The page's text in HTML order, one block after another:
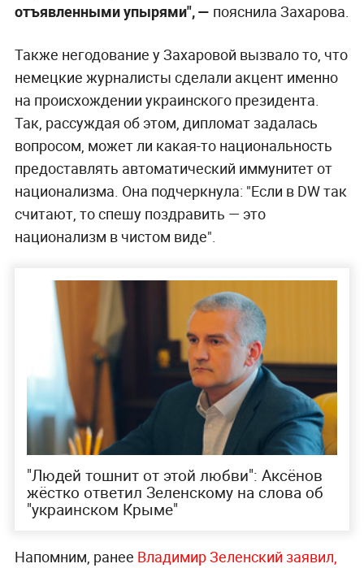
отъявленными упырями", — пояснила Захарова.
Также негодование у Захаровой вызвало то, что
немецкие журналисты сделали акцент именно
на происхождении украинского президента.
Так, рассуждая об этом, дипломат задалась
вопросом, может ли какая-то национальность
предоставлять автоматический иммунитет от
национализма. Она подчеркнула: "Если в DW так
считают, то спешу поздравить — это
национализм в чистом виде".
"Людей тошнит от этой любви": Аксёнов
жёстко ответил Зеленскому на слова об
"украинском Крыме"
Напомним, ранее Владимир Зеленский заявил,